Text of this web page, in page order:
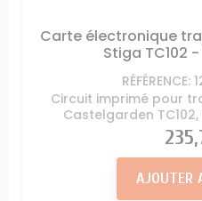
Carte électronique
Stiga TC102
Circuit imprimé pour
Castelgarden
Prix
AJOUTER